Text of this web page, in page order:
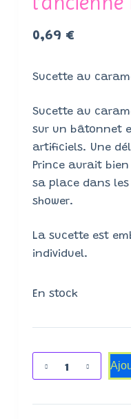
0,69 €
Sucette au
Sucette au
sur un bâtonnet
artificiels. Une
Prince aurait
sa place dans
shower.
La sucette est
individuel.
En stock